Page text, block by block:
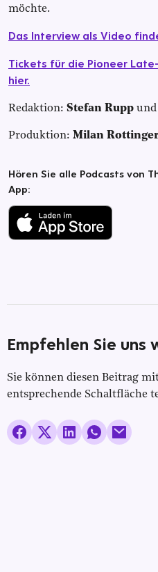
möchte.
Das Interview als Video
Tickets für die Pioneer
hier.
Redaktion: Stefan Rupp und
Produktion: Milan Rottinger
Hören Sie alle Podcasts von
App:
Empfehlen Sie uns
Sie können diesen Beitrag
entsprechende Schaltfläche